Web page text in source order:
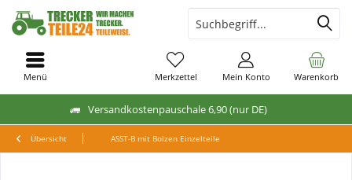
Versandkostenpauschale 6,90 (nur DE)
Warenkorb
Merkzettel Mein Konto
Menü
Übersicht ASST-B mit Bolzen Einzelteile